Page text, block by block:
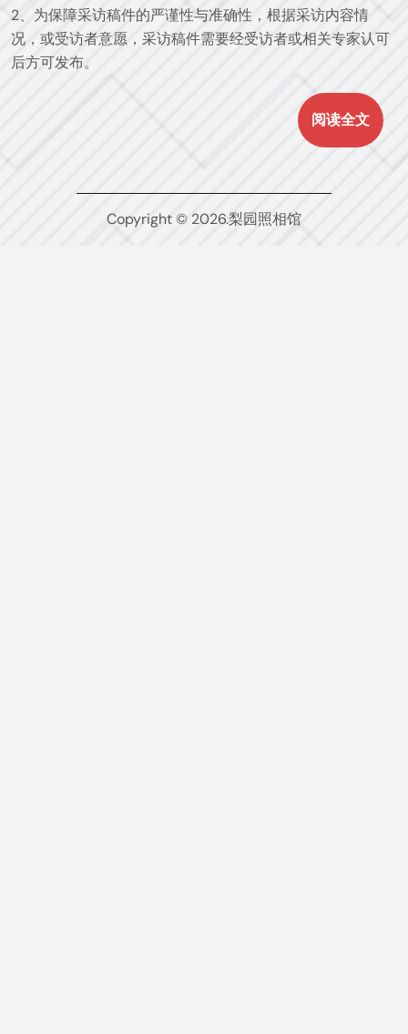
2、为保障采访稿件的严谨性与准确性，根据采访内容情
况，或受访者意愿，采访稿件需要经受访者或相关专家认可
后方可发布。
阅读全文
Copyright © 2026.梨园照相馆